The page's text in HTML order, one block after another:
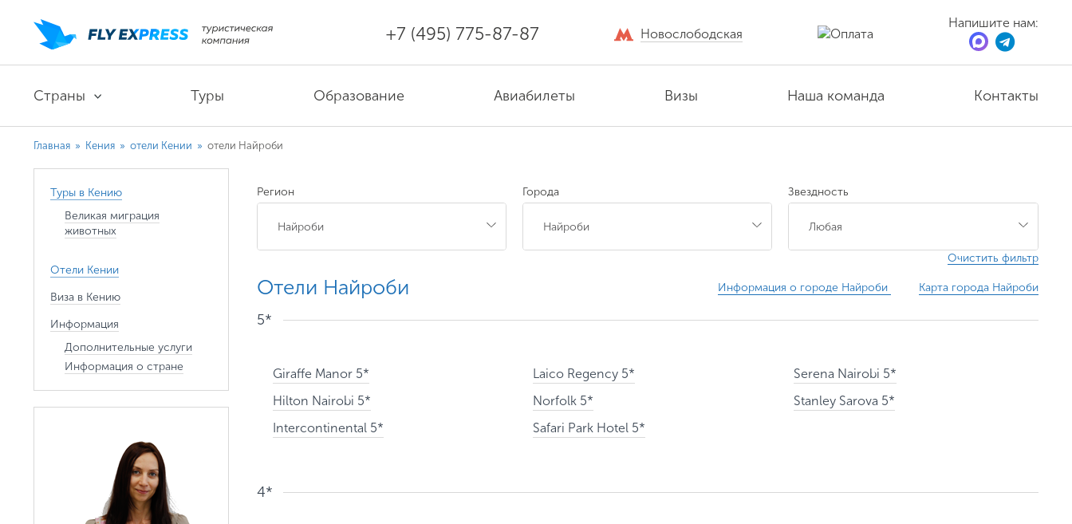
+7 (495) 775-87-87 Новослободская
Напишите нам:
Страны Туры Образование Авиабилеты Визы Наша команда Контакты
Главная » Кения » отели Кении » отели Найроби
Туры в Кению
Великая миграция
животных
Отели Кении
Виза в Кению
Информация
Дополнительные услуги
Информация о стране
Регион Города Звездность
Очистить фильтр
Информация о городе Найроби Карта города Найроби
Отели Найроби
5*
Giraffe Manor 5*
Hilton Nairobi 5*
Intercontinental 5*
Laico Regency 5*
Norfolk 5*
Safari Park Hotel 5*
Serena Nairobi 5*
Stanley Sarova 5*
4*